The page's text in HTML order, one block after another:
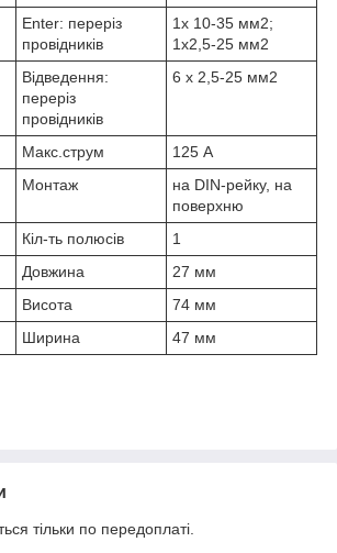
Enter: переріз
провідників
1х 10-35 мм2;
1х2,5-25 мм2
Відведення:
переріз
провідників
6 x 2,5-25 мм2
Макс.струм
125 А
Монтаж
на DIN-рейку, на
поверхню
Кіл-ть полюсів
1
Довжина
27 мм
Висота
74 мм
Ширина
47 мм
тільки по передоплаті.